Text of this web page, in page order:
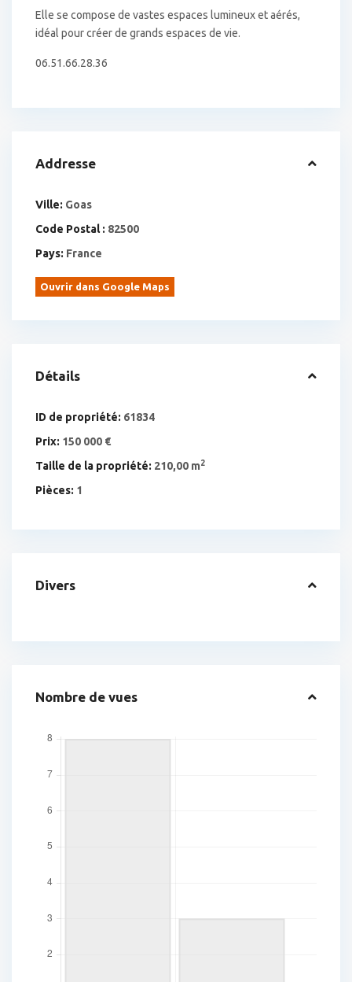
Elle se compose de vastes espaces lumineux et aérés,
idéal pour créer de grands espaces de vie.
06.51.66.28.36
Addresse
Ville: Goas
Code Postal : 82500
Pays: France
Ouvrir dans Google Maps
Détails
ID de propriété: 61834
Prix: 150 000 €
Taille de la propriété: 210,00 m2
Pièces: 1
Divers
Nombre de vues